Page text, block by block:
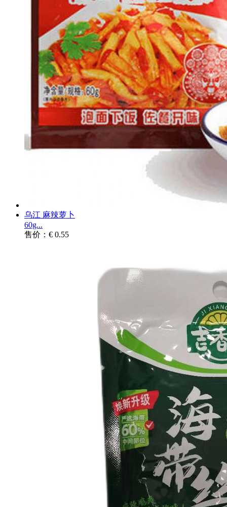
乌江 麻辣萝卜
60g...
售价：€ 0.55